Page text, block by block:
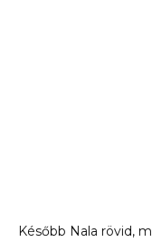
Később Nala rövid,